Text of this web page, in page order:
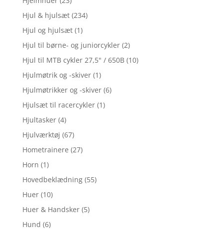
Hjul & hjulsæt (234)
Hjul og hjulsæt (1)
Hjul til børne- og juniorcykler (2)
Hjul til MTB cykler 27,5" / 650B (10)
Hjulmøtrik og -skiver (1)
Hjulmøtrikker og -skiver (6)
Hjulsæt til racercykler (1)
Hjultasker (4)
Hjulværktøj (67)
Hometrainere (27)
Horn (1)
Hovedbeklædning (55)
Huer (10)
Huer & Handsker (5)
Hund (6)